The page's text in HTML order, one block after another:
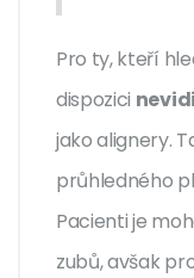
Pro ty, kteří
dispozici
jako alignery.
průhledného
Pacienti je
zubů, avšak